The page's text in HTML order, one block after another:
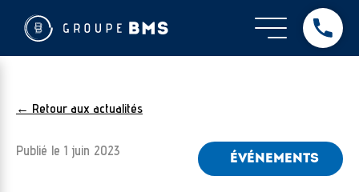
← Retour aux actualités
Publié le 1 juin 2023
ÉVÉNEMENTS